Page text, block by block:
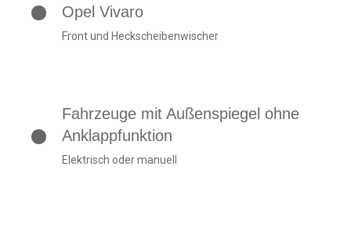
Opel Vivaro
Front und Heckscheibenwischer
Fahrzeuge mit Außenspiegel ohne
Anklappfunktion
Elektrisch oder manuell